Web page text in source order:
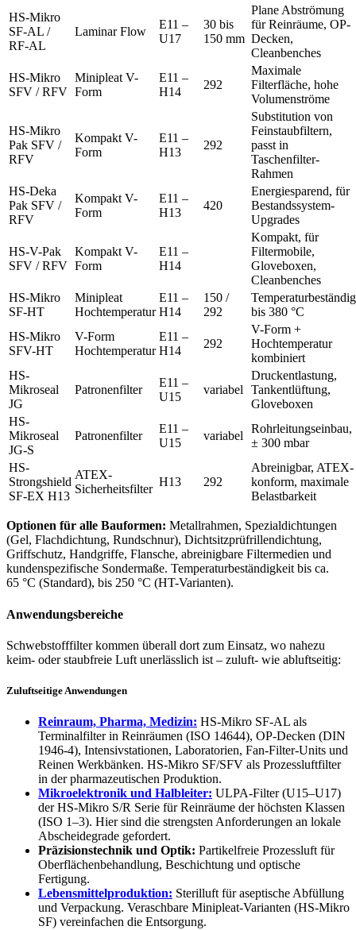
HS-Mikro
SF-AL /
RF-AL
Laminar Flow
E11 –
U17
30 bis
150 mm
Plane Abströmung
für Reinräume, OP-
Decken,
Cleanbenches
HS-Mikro
SFV / RFV
Minipleat V-
Form
E11 –
H14
292
Maximale
Filterfläche, hohe
Volumenströme
HS-Mikro
Pak SFV /
RFV
Kompakt V-
Form
E11 –
H13
292
Substitution von
Feinstaubfiltern,
passt in
Taschenfilter-
Rahmen
HS-Deka
Pak SFV /
RFV
Kompakt V-
Form
E11 –
H13
420
Energiesparend, für
Bestandssystem-
Upgrades
HS-V-Pak
SFV / RFV
Kompakt V-
Form
E11 –
H14
Kompakt, für
Filtermobile,
Gloveboxen,
Cleanbenches
HS-Mikro
SF-HT
Minipleat
Hochtemperatur
E11 –
H14
150 /
292
Temperaturbeständig
bis 380 °C
HS-Mikro
SFV-HT
V-Form
Hochtemperatur
E11 –
H14
292
V-Form +
Hochtemperatur
kombiniert
HS-
Mikroseal
JG
Patronenfilter
E11 –
U15
variabel
Druckentlastung,
Tankentlüftung,
Gloveboxen
HS-
Mikroseal
JG-S
Patronenfilter
E11 –
U15
variabel
Rohrleitungseinbau,
± 300 mbar
HS-
Strongshield
SF-EX H13
ATEX-
Sicherheitsfilter
H13 292
Abreinigbar, ATEX-
konform, maximale
Belastbarkeit
Optionen für alle Bauformen: Metallrahmen, Spezialdichtungen
(Gel, Flachdichtung, Rundschnur), Dichtsitzprüfrillendichtung,
Griffschutz, Handgriffe, Flansche, abreinigbare Filtermedien und
kundenspezifische Sondermaße. Temperaturbeständigkeit bis ca.
65 °C (Standard), bis 250 °C (HT-Varianten).
Anwendungsbereiche
Schwebstofffilter kommen überall dort zum Einsatz, wo nahezu
keim- oder staubfreie Luft unerlässlich ist – zuluft- wie abluftseitig:
Zuluftseitige Anwendungen
Reinraum, Pharma, Medizin: HS-Mikro SF-AL als
Terminalfilter in Reinräumen (ISO 14644), OP-Decken (DIN
1946-4), Intensivstationen, Laboratorien, Fan-Filter-Units und
Reinen Werkbänken. HS-Mikro SF/SFV als Prozessluftfilter
in der pharmazeutischen Produktion.
Mikroelektronik und Halbleiter: ULPA-Filter (U15–U17)
der HS-Mikro S/R Serie für Reinräume der höchsten Klassen
(ISO 1–3). Hier sind die strengsten Anforderungen an lokale
Abscheidegrade gefordert.
Präzisionstechnik und Optik: Partikelfreie Prozessluft für
Oberflächenbehandlung, Beschichtung und optische
Fertigung.
Lebensmittelproduktion: Sterilluft für aseptische Abfüllung
und Verpackung. Veraschbare Minipleat-Varianten (HS-Mikro
SF) vereinfachen die Entsorgung.